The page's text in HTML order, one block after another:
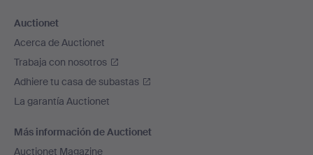
Auctionet
Acerca de Auctionet
Trabaja con nosotros
Adhiere tu casa de subastas
La garantía Auctionet
Más información de Auctionet
Auctionet Magazine